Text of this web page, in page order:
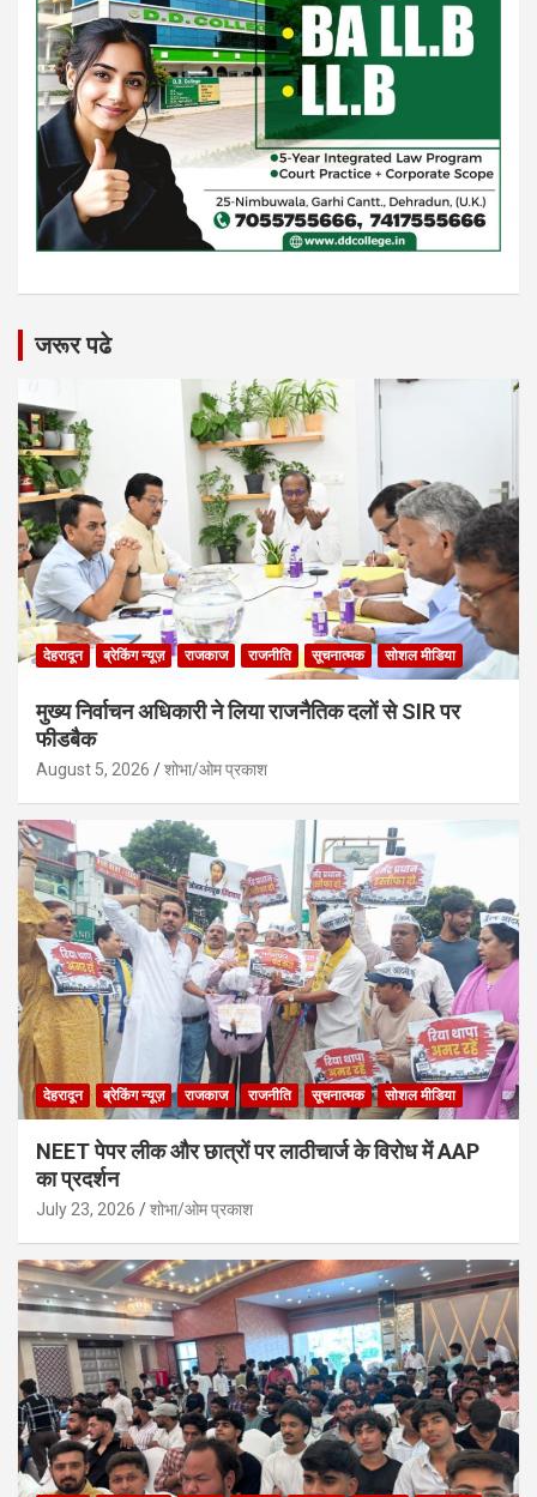
जरूर पढे
देहरादून ब्रेकिंग न्यूज़ राजकाज राजनीति सूचनात्मक सोशल मीडिया
मुख्य निर्वाचन अधिकारी ने लिया राजनैतिक दलों से SIR पर
फीडबैक
August 5, 2026 शोभा/ओम प्रकाश
देहरादून ब्रेकिंग न्यूज़ राजकाज राजनीति सूचनात्मक सोशल मीडिया
NEET पेपर लीक और छात्रों पर लाठीचार्ज के विरोध में AAP
का प्रदर्शन
July 23, 2026 शोभा/ओम प्रकाश